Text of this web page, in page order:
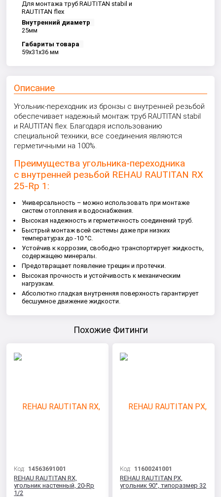
Для монтажа труб RAUTITAN stabil и
RAUTITAN flex
Внутренний диаметр
25мм
Габариты товара
59x31x36 мм
Описание
Угольник-переходник из бронзы с внутренней резьбой
обеспечивает надежный монтаж труб RAUTITAN stabil
и RAUTITAN flex. Благодаря использованию
специальной техники, все соединения являются
герметичными на 100%.
Преимущества угольника-переходника
с внутренней резьбой REHAU RAUTITAN RX
25-Rp 1:
Универсальность – можно использовать при монтаже
систем отопления и водоснабжения.
Высокая надежность и герметичность соединений труб.
Быстрый монтаж всей системы даже при низких
температурах до -10 °С.
Устойчив к коррозии, свободно транспортирует жидкость,
содержащею минералы.
Предотвращает появление трещин и протечки.
Высокая прочность и устойчивость к механическим
нагрузкам.
Абсолютно гладкая внутренняя поверхность гарантирует
бесшумное движение жидкости.
Похожие Фитинги
Код: 14563691001
REHAU RAUTITAN RX,
угольник настенный, 20-Rp
1/2
Код: 11600241001
REHAU RAUTITAN PX,
угольник 90°, типоразмер 32